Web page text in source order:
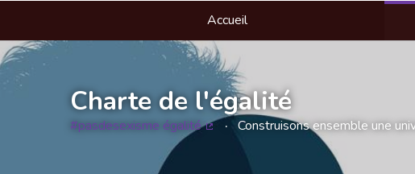
Accueil
Charte de l'égalité
#pasdesexisme égalité Construisons ensemble une